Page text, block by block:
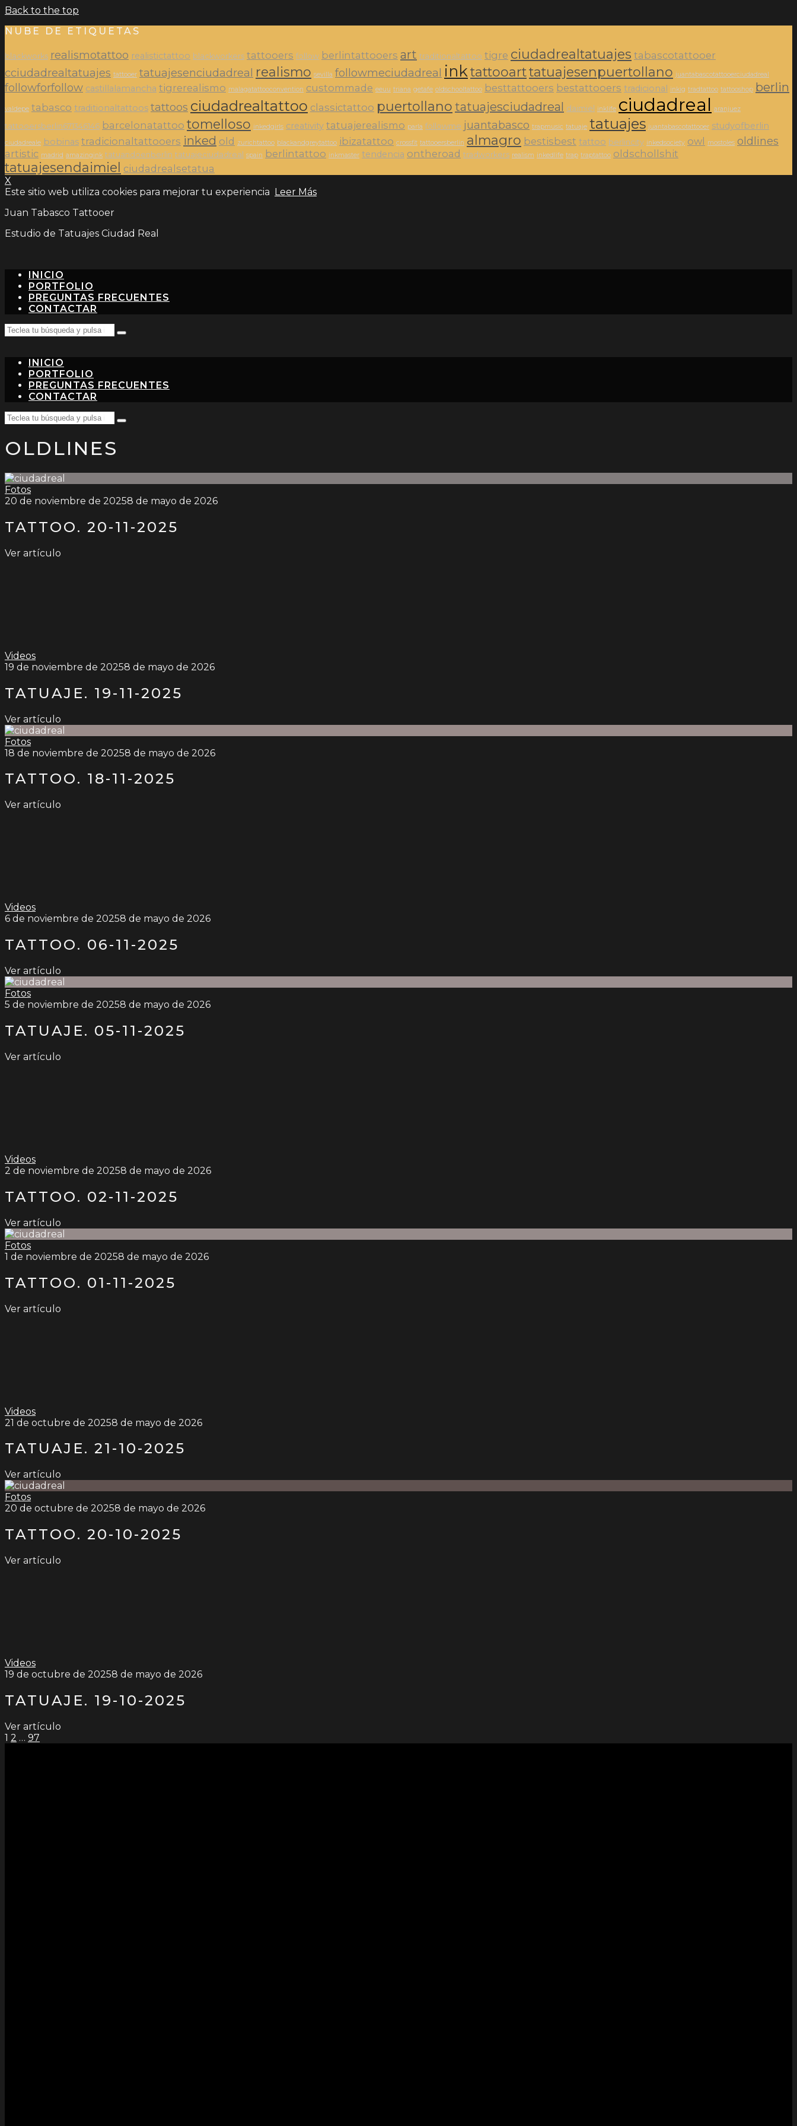
Back to the top
NUBE DE ETIQUETAS
blackworks realismotattoo realistictattoo blackworkers tattooers follow berlintattooers art traditionaltattoo tigre ciudadrealtatuajes tabascotattooer
cciudadrealtatuajes tattooer tatuajesenciudadreal realismo sevilla followmeciudadreal inktattooarttatuajesenpuertollano juantabascotattooerciudadreal
followforfollow castillalamancha tigrerealismo malagatattooconvention custommade eeuu triana getafe oldschooltattoo besttattooers bestattooers tradicional inkig tradtattoo tattooshop berlin
valdepe tabasco traditionaltattoos tattoos ciudadrealtattoo classictattoo puertollano tatuajesciudadreal daimiel inklife ciudadreal aranjuez
tattooersberlin671346146 barcelonatattoo tomelloso inkedgirls creativity tatuajerealismo parla followme juantabasco trapmusic tatuaje tatuajes juantabascotattooer studyofberlin
ciudadreale bobinas tradicionaltattooers inked old zurichtattoo blackandgreytattoo ibizatattoo crossfit tattooersberlin almagro bestisbest tattoo berlincity inkedsociety owl mostoles oldlines
artistic madrid amazingink tatuandoenberlin tatuajeciudadreal spain berlintattoo inkmaster tendencia ontheroad tradworkers realism inkedlife trap traptattoo oldschollshit
tatuajesendaimiel ciudadrealsetatua
X
Este sitio web utiliza cookies para mejorar tu experiencia Leer Más
Juan Tabasco Tattooer
Estudio de Tatuajes Ciudad Real
INICIO
PORTFOLIO
PREGUNTAS FRECUENTES
CONTACTAR
Search
for:
Teclea
intro…
INICIO
PORTFOLIO
PREGUNTAS FRECUENTES
CONTACTAR
Search
for:
Teclea
OLDLINES
Fotos
20 de noviembre de 20258 de mayo de 2026
TATTOO. 20-11-2025
Ver artículo
Videos
19 de noviembre de 20258 de mayo de 2026
TATUAJE. 19-11-2025
Ver artículo
Fotos
18 de noviembre de 20258 de mayo de 2026
TATTOO. 18-11-2025
Ver artículo
Videos
6 de noviembre de 20258 de mayo de 2026
TATTOO. 06-11-2025
Ver artículo
Fotos
5 de noviembre de 20258 de mayo de 2026
TATUAJE. 05-11-2025
Ver artículo
Videos
2 de noviembre de 20258 de mayo de 2026
TATTOO. 02-11-2025
Ver artículo
Fotos
1 de noviembre de 20258 de mayo de 2026
TATTOO. 01-11-2025
Ver artículo
Videos
21 de octubre de 20258 de mayo de 2026
TATUAJE. 21-10-2025
Ver artículo
Fotos
20 de octubre de 20258 de mayo de 2026
TATTOO. 20-10-2025
Ver artículo
Videos
19 de octubre de 20258 de mayo de 2026
TATUAJE. 19-10-2025
Ver artículo
PAGINACIÓN
1 2 … 97